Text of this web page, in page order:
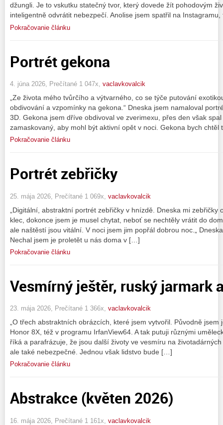
džungli. Je to vskutku statečný tvor, který dovede žít pohodovým
inteligentně odvrátit nebezpečí. Anolise jsem spatřil na
Pokračovanie článku
Portrét gekona
4. júna 2026, Prečítané 1 047x, vaclavkovalcik
„Ze života mého tvůrčího a výtvarného, co se týče putování
obdivování a vzpomínky na gekona.“ Dneska jsem namaloval
3D. Gekona jsem dříve obdivoval ve zverimexu, přes den však
zamaskovaný, aby mohl být aktivní opět v noci. Gekona bych
Pokračovanie článku
Portrét zebřičky
25. mája 2026, Prečítané 1 069x, vaclavkovalcik
„Digitální, abstraktní portrét zebřičky v hnízdě. Dneska mi zebřičky
klec, dokonce jsem je musel chytat, neboť se nechtěly vrátit do
ale naštěstí jsou vitální. V noci jsem jim popřál dobrou noc.„
Nechal jsem je proletět u nás doma v […]
Pokračovanie článku
Vesmírný ještěr, ruský jarmark
23. mája 2026, Prečítané 1 366x, vaclavkovalcik
„O třech abstraktních obrázcích, které jsem vytvořil. Původně jsem
Honor 8X, též v programu IrfanView64. A tak putuji různými
říká a parafrázuje, že jsou další životy ve vesmíru na
ale také nebezpečné. Jednou však lidstvo bude […]
Pokračovanie článku
Abstrakce (květen 2026)
16. mája 2026, Prečítané 1 161x, vaclavkovalcik